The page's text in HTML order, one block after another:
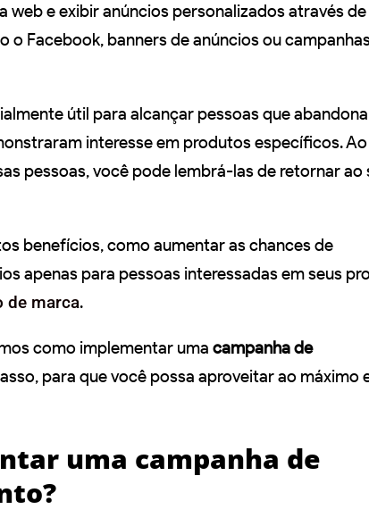
web e exibir anúncios personalizados através de
o Facebook, banners de anúncios ou
útil para alcançar pessoas que
interesse em produtos específicos.
pessoas, você pode lembrá-las de retornar ao
benefícios, como aumentar as chances de
apenas para pessoas interessadas em seus
de marca.
como implementar uma campanha de
para que você possa aproveitar ao máximo
uma campanha de